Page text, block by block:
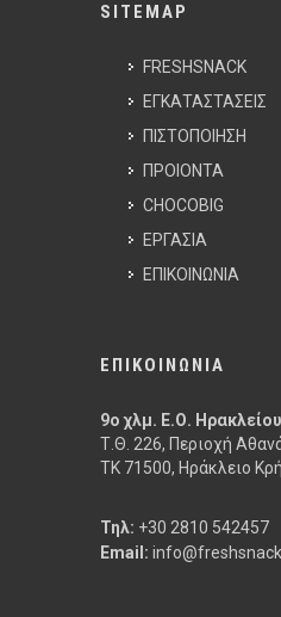
SITEMAP
FRESHSNACK
ΕΓΚΑΤΑΣΤΑΣΕΙΣ
ΠΙΣΤΟΠΟΙΗΣΗ
ΠΡΟΙΟΝΤΑ
CHOCOBIG
ΕΡΓΑΣΙΑ
ΕΠΙΚΟΙΝΩΝΙΑ
ΕΠΙΚΟΙΝΩΝΙΑ
9ο χλμ. Ε.Ο.
Τ.Θ. 226, Περιοχή
ΤΚ 71500, Ηράκλειο
Τηλ: +30 2810 542457
Email: